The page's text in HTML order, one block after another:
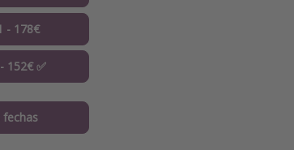
- 178€
152€ ✅
fechas